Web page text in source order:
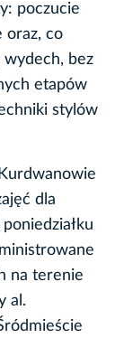
poczucie
oraz, co
wydech, bez
etapów
stylów
dla
na terenie
al.